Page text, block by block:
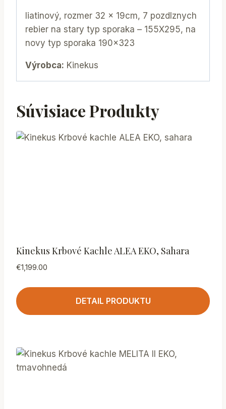
liatinový, rozmer 32 x 19cm, 7 pozdlznych
rebier na stary typ sporaka – 155X295, na
novy typ sporaka 190×323
Výrobca: Kinekus
Súvisiace Produkty
Kinekus Krbové Kachle ALEA EKO, Sahara
€1,199.00
DETAIL PRODUKTU